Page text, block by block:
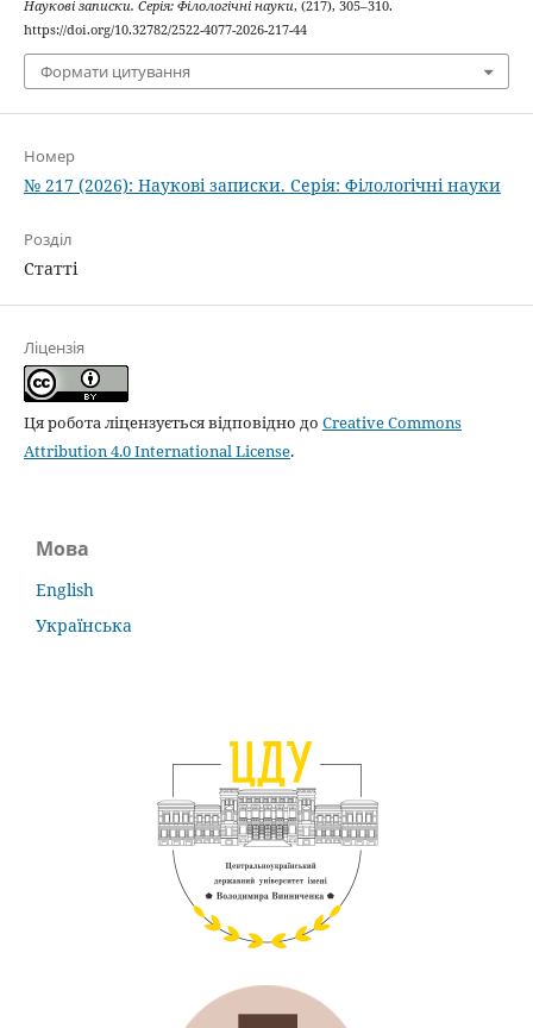
Наукові записки. Серія: Філологічні науки, (217), 305–310.
https://doi.org/10.32782/2522-4077-2026-217-44
Формати цитування
Номер
№ 217 (2026): Наукові записки. Серія: Філологічні науки
Розділ
Статті
Ліцензія
Ця робота ліцензується відповідно до Creative Commons
Attribution 4.0 International License.
Мова
English
Українська